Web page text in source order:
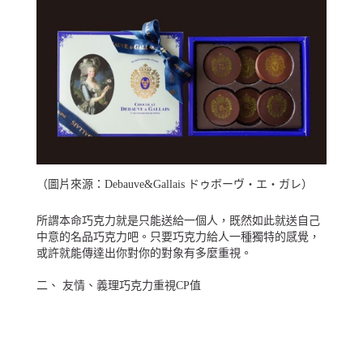
（圖片來源： Debauve&Gallais ドゥボーヴ・エ・ガレ）
所謂本命巧克力就是只能送給一個人，既然如此就送自己
中意的名品巧克力吧。只要巧克力給人一種獨特的感覺，
或許就能傳達出你對你的對象有多麼重視。
二、 友情、義理巧克力重視CP值